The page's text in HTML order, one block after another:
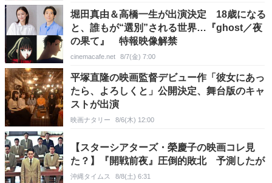
堀田真由＆高橋一生が出演決定 18歳になる
と、誰もが“選別”される世界…『ghost／夜
の果て』 特報映像解禁
cinemacafe.net 8/7(金) 7:00
平塚直隆の映画監督デビュー作「彼女にあっ
たら、よろしくと」公開決定、舞台版のキャ
ストが出演
映画ナタリー 8/6(木) 12:00
【スターシアターズ・榮慶子の映画コレ見
た？】『開戦前夜』圧倒的敗北 予測したが
沖縄タイムス 8/8(土) 6:31